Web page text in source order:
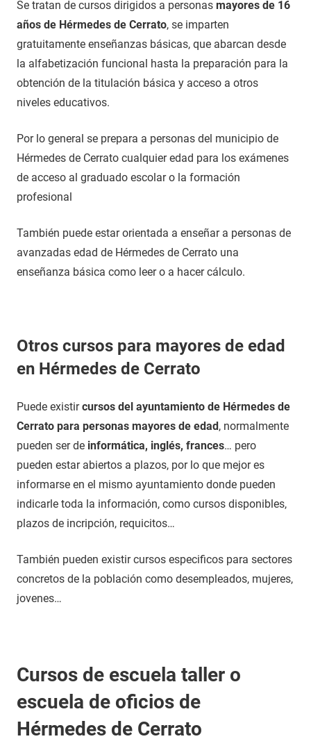
Se tratan de cursos dirigidos a personas mayores de 16
años de Hérmedes de Cerrato, se imparten
gratuitamente enseñanzas básicas, que abarcan desde
la alfabetización funcional hasta la preparación para la
obtención de la titulación básica y acceso a otros
niveles educativos.
Por lo general se prepara a personas del municipio de
Hérmedes de Cerrato cualquier edad para los exámenes
de acceso al graduado escolar o la formación
profesional
También puede estar orientada a enseñar a personas de
avanzadas edad de Hérmedes de Cerrato una
enseñanza básica como leer o a hacer cálculo.
Otros cursos para mayores de edad
en Hérmedes de Cerrato
Puede existircursos del ayuntamiento de Hérmedes de
Cerrato para personas mayores de edad, normalmente
pueden ser de informática, inglés, frances… pero
pueden estar abiertos a plazos, por lo que mejor es
informarse en el mismo ayuntamiento donde pueden
indicarle toda la información, como cursos disponibles,
plazos de incripción, requicitos…
También pueden existir cursos especificos para sectores
concretos de la población como desempleados, mujeres,
jovenes…
Cursos de escuela taller o
escuela de oficios de
Hérmedes de Cerrato